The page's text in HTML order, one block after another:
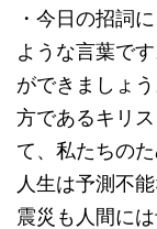
・今日の招詞
ような言葉で
ができましょ
方であるキリ
て、私たちの
人生は予測不
震災も人間に